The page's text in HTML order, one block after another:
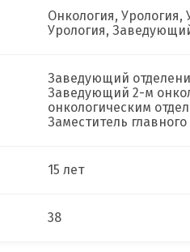
Онкология,
Урология,
Заведующий
Заведующий 2-м
онкологическим
Заместитель
15 лет
38